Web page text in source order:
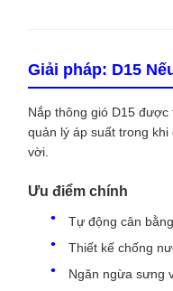
Giải pháp: D15
Nắp thông gió D15
quản lý áp suất trong
vời.
Ưu điểm chính
Tự động cân
Thiết kế chống
Ngăn ngừa sưng